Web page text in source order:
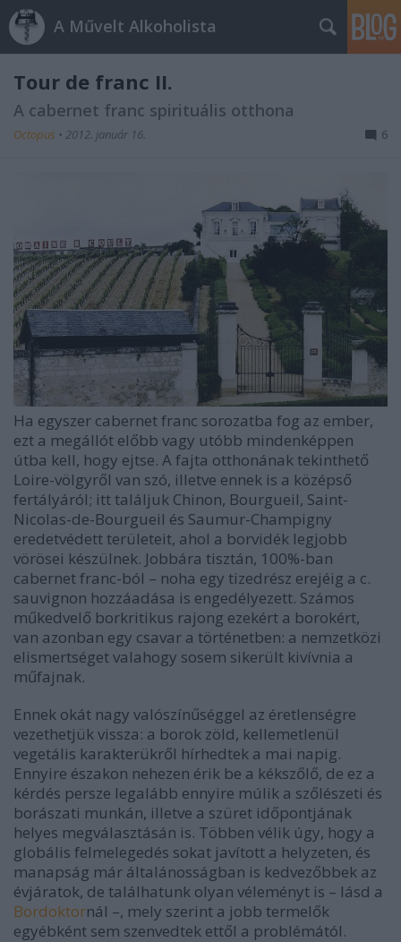
A Művelt Alkoholista
Tour de franc II.
A cabernet franc spirituális otthona
Octopus • 2012. január 16. 6
Ha egyszer cabernet franc sorozatba fog az ember,
ezt a megállót előbb vagy utóbb mindenképpen
útba kell, hogy ejtse. A fajta otthonának tekinthető
Loire-völgyről van szó, illetve ennek is a középső
fertályáról; itt találjuk Chinon, Bourgueil, Saint-
Nicolas-de-Bourgueil és Saumur-Champigny
eredetvédett területeit, ahol a borvidék legjobb
vörösei készülnek. Jobbára tisztán, 100%-ban
cabernet franc-ból – noha egy tizedrész erejéig a c.
sauvignon hozzáadása is engedélyezett. Számos
műkedvelő borkritikus rajong ezekért a borokért,
van azonban egy csavar a történetben: a nemzetközi
elismertséget valahogy sosem sikerült kivívnia a
műfajnak.
Ennek okát nagy valószínűséggel az éretlenségre
vezethetjük vissza: a borok zöld, kellemetlenül
vegetális karakterükről hírhedtek a mai napig.
Ennyire északon nehezen érik be a kékszőlő, de ez a
kérdés persze legalább ennyire múlik a szőlészeti és
borászati munkán, illetve a szüret időpontjának
helyes megválasztásán is. Többen vélik úgy, hogy a
globális felmelegedés sokat javított a helyzeten, és
manapság már általánosságban is kedvezőbbek az
évjáratok, de találhatunk olyan véleményt is – lásd a
Bordoktornál –, mely szerint a jobb termelők
egyébként sem szenvedtek ettől a problémától.